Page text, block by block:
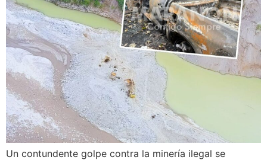
Un contundente golpe contra la minería ilegal se